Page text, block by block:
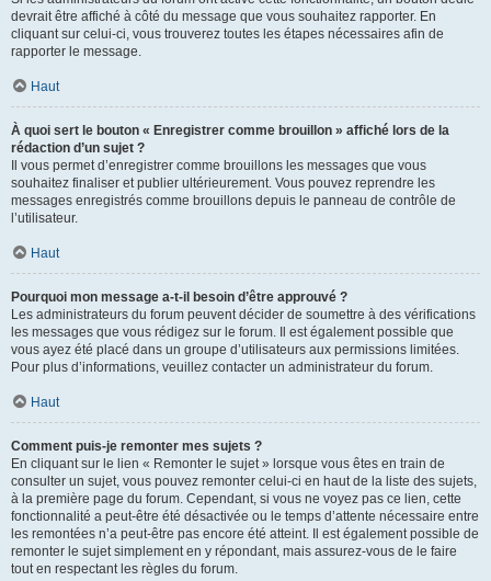
devrait être affiché à côté du message que vous souhaitez rapporter. En
cliquant sur celui-ci, vous trouverez toutes les étapes nécessaires afin de
rapporter le message.
Haut
À quoi sert le bouton « Enregistrer comme brouillon » affiché lors de la
rédaction d’un sujet ?
Il vous permet d’enregistrer comme brouillons les messages que vous
souhaitez finaliser et publier ultérieurement. Vous pouvez reprendre les
messages enregistrés comme brouillons depuis le panneau de contrôle de
l’utilisateur.
Haut
Pourquoi mon message a-t-il besoin d’être approuvé ?
Les administrateurs du forum peuvent décider de soumettre à des vérifications
les messages que vous rédigez sur le forum. Il est également possible que
vous ayez été placé dans un groupe d’utilisateurs aux permissions limitées.
Pour plus d’informations, veuillez contacter un administrateur du forum.
Haut
Comment puis-je remonter mes sujets ?
En cliquant sur le lien « Remonter le sujet » lorsque vous êtes en train de
consulter un sujet, vous pouvez remonter celui-ci en haut de la liste des sujets,
à la première page du forum. Cependant, si vous ne voyez pas ce lien, cette
fonctionnalité a peut-être été désactivée ou le temps d’attente nécessaire entre
les remontées n’a peut-être pas encore été atteint. Il est également possible de
remonter le sujet simplement en y répondant, mais assurez-vous de le faire
tout en respectant les règles du forum.